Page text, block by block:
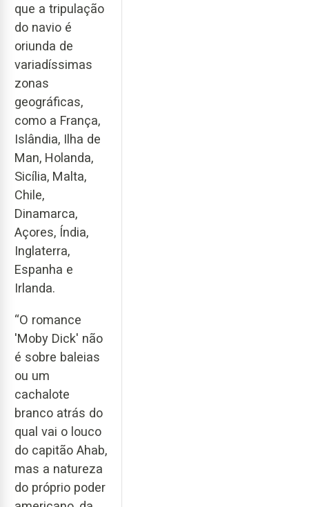
que a tripulação
do navio é
oriunda de
variadíssimas
zonas
geográficas,
como a França,
Islândia, Ilha de
Man, Holanda,
Sicília, Malta,
Chile,
Dinamarca,
Açores, Índia,
Inglaterra,
Espanha e
Irlanda.
“O romance
'Moby Dick' não
é sobre baleias
ou um
cachalote
branco atrás do
qual vai o louco
do capitão Ahab,
mas a natureza
do próprio poder